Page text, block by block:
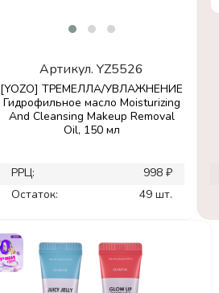
Артикул.YZ5526
[YOZO] ТРЕМЕЛЛА/УВЛАЖНЕНИЕ
Гидрофильное масло Moisturizing
And Cleansing Makeup Removal
Oil, 150 мл
РРЦ:
998 ₽
Остаток:
49 шт.